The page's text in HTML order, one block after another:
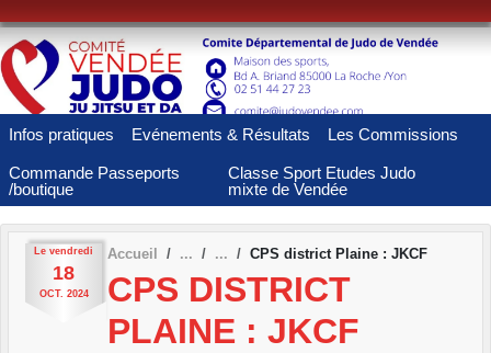
Infos pratiques Evénements & Résultats Les Commissions
Commande Passeports
/boutique
Classe Sport Etudes Judo
mixte de Vendée
Le vendredi
18
OCT. 2024
Accueil CPS district Plaine : JKCF
CPS DISTRICT
PLAINE : JKCF